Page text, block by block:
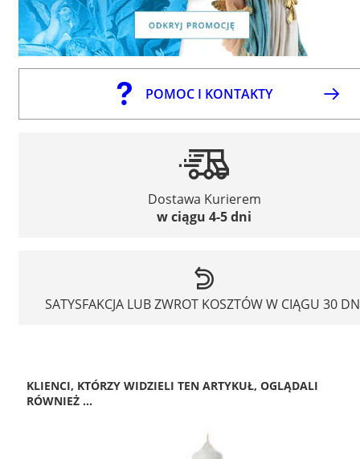
POMOC I KONTAKTY
Dostawa Kurierem
w ciągu 4-5 dni
SATYSFAKCJA LUB ZWROT KOSZTÓW W CIĄGU 30
KLIENCI, KTÓRZY WIDZIELI TEN ARTYKUŁ, OGLĄDALI
RÓWNIEŻ ...